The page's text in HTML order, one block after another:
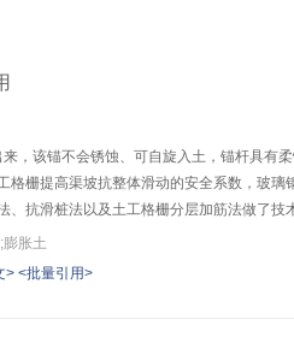
，该锚不会锈蚀、可自旋入土，锚杆具有
格栅提高渠坡抗整体滑动的安全系数，玻
抗滑桩法以及土工格栅分层加筋法做了技
胀土
> <批量引用>